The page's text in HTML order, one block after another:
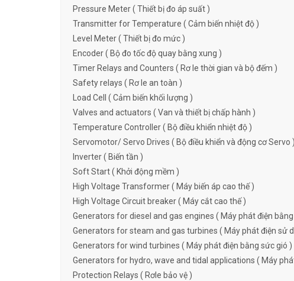
Pressure Meter ( Thiết bị đo áp suất )
Transmitter for Temperature ( Cảm biến nhiệt độ )
Level Meter ( Thiết bị đo mức )
Encoder ( Bộ đo tốc độ quay bằng xung )
Timer Relays and Counters ( Rơ le thời gian và bộ đếm )
Safety relays ( Rơ le an toàn )
Load Cell ( Cảm biến khối lượng )
Valves and actuators ( Van và thiết bị chấp hành )
Temperature Controller ( Bộ điều khiển nhiệt độ )
Servomotor/ Servo Drives ( Bộ điều khiển và động cơ Servo )
Inverter ( Biến tần )
Soft Start ( Khởi động mềm )
High Voltage Transformer ( Máy biến áp cao thế )
High Voltage Circuit breaker ( Máy cắt cao thế )
Generators for diesel and gas engines ( Máy phát điện
Generators for steam and gas turbines ( Máy phát điện sử
Generators for wind turbines ( Máy phát điện bằng sức gió )
Generators for hydro, wave and tidal applications ( Máy
Protection Relays ( Rơle bảo vệ )